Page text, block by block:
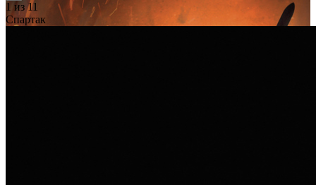
1 из 11
Спартак